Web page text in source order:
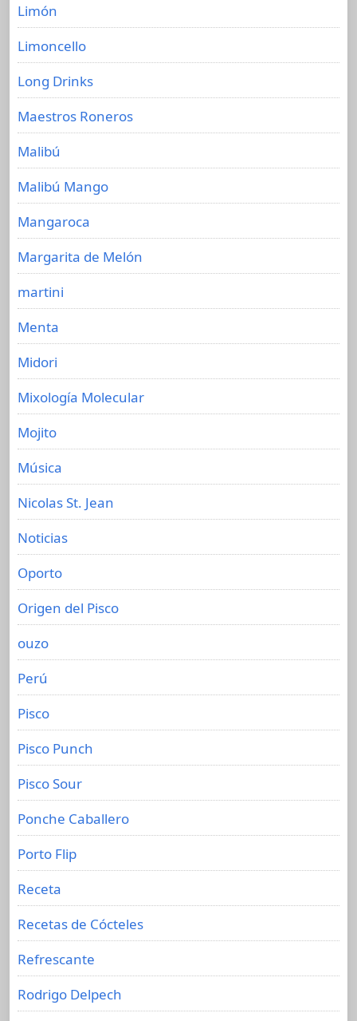
Limón
Limoncello
Long Drinks
Maestros Roneros
Malibú
Malibú Mango
Mangaroca
Margarita de Melón
martini
Menta
Midori
Mixología Molecular
Mojito
Música
Nicolas St. Jean
Noticias
Oporto
Origen del Pisco
ouzo
Perú
Pisco
Pisco Punch
Pisco Sour
Ponche Caballero
Porto Flip
Receta
Recetas de Cócteles
Refrescante
Rodrigo Delpech